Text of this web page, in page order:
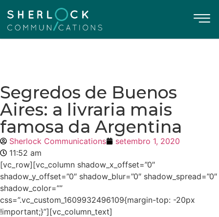
Segredos de Buenos
Aires: a livraria mais
famosa da Argentina
Sherlock Communications
setembro 1, 2020
11:52 am
[vc_row][vc_column shadow_x_offset=”0″
shadow_y_offset=”0″ shadow_blur=”0″ shadow_spread=”0″
shadow_color=””
css=”.vc_custom_1609932496109{margin-top: -20px
!important;}”][vc_column_text]